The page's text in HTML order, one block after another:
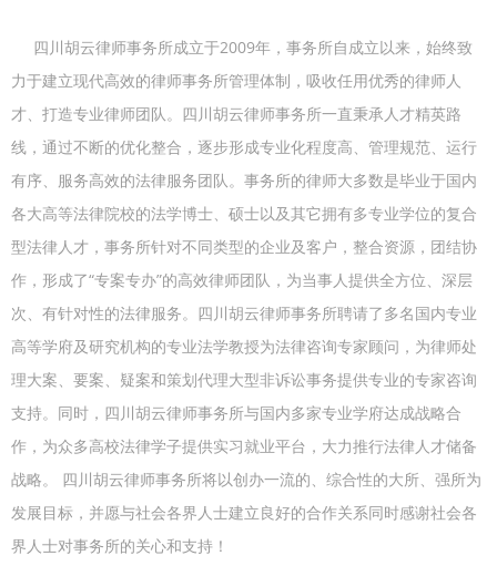
四川胡云律师事务所成立于2009年，事务所自成立以来，始终致
力于建立现代高效的律师事务所管理体制，吸收任用优秀的律师人
才、打造专业律师团队。四川胡云律师事务所一直秉承人才精英路
线，通过不断的优化整合，逐步形成专业化程度高、管理规范、运行
有序、服务高效的法律服务团队。事务所的律师大多数是毕业于国内
各大高等法律院校的法学博士、硕士以及其它拥有多专业学位的复合
型法律人才，事务所针对不同类型的企业及客户，整合资源，团结协
作，形成了“专案专办”的高效律师团队，为当事人提供全方位、深层
次、有针对性的法律服务。四川胡云律师事务所聘请了多名国内专业
高等学府及研究机构的专业法学教授为法律咨询专家顾问，为律师处
理大案、要案、疑案和策划代理大型非诉讼事务提供专业的专家咨询
支持。同时，四川胡云律师事务所与国内多家专业学府达成战略合
作，为众多高校法律学子提供实习就业平台，大力推行法律人才储备
战略。 四川胡云律师事务所将以创办一流的、综合性的大所、强所为
发展目标，并愿与社会各界人士建立良好的合作关系同时感谢社会各
界人士对事务所的关心和支持！